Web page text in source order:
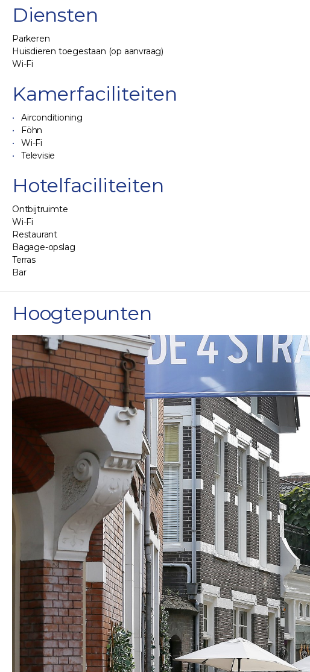
Diensten
Parkeren
Huisdieren toegestaan (op aanvraag)
Wi-Fi
Kamerfaciliteiten
Airconditioning
Föhn
Wi-Fi
Televisie
Hotelfaciliteiten
Ontbijtruimte
Wi-Fi
Restaurant
Bagage-opslag
Terras
Bar
Hoogtepunten